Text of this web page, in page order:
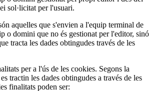
sol·licitat per l'usuari.
aquelles que s'envien a l'equip terminal de
o domini que no és gestionat per l'editor, sinó
tracta les dades obtingudes través de les
per a l'ús de les cookies. Segons la
tractin les dades obtingudes a través de les
finalitats poden ser: